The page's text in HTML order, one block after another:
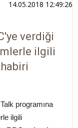
14.05.2018 12:49:26
verdiği
ilgili
programına
ilgili